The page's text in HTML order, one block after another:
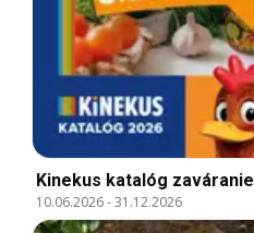
Kinekus katalóg zaváranie
10.06.2026-31.12.2026